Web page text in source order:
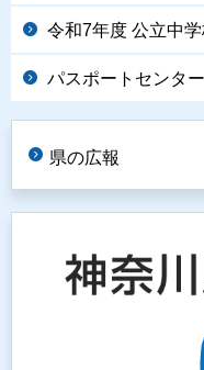
令和7年度 公立中
パスポートセンター
県の広報